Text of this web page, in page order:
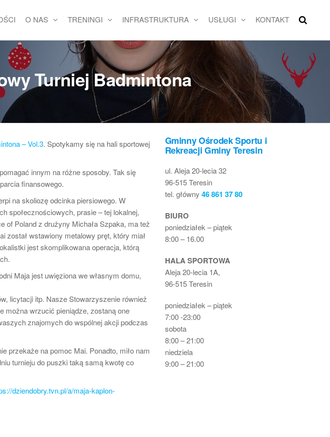
O NAS TRENINGI INFRASTRUKTURA USŁUGI KONTAKT
Turniej Badmintona
– Vol.3. Spotykamy się na hali sportowej
innym na różne sposoby. Tak się
finansowego.
na skoliozę odcinka piersiowego. W
społecznościowych, prasie – tej lokalnej,
of Poland z drużyny Michała Szpaka, ma też
został wstawiony metalowy pręt, który miał
jest skomplikowana operacja, którą
Maja jest uwięziona we własnym domu,
licytacji itp. Nasze Stowarzyszenie również
można wrzucić pieniądze, zostaną one
znajomych do wspólnej akcji podczas
przekaże na pomoc Mai. Ponadto, miło nam
turnieju do puszki taką samą kwotę co
dziendobry.tvn.pl/a/maja-kaplon-
Gminny Ośrodek Sportu i
Rekreacji Gminy Teresin
ul. Aleja 20-lecia 32
96-515 Teresin
tel. główny 46 861 37 80
BIURO
poniedziałek – piątek
8:00 – 16.00
HALA SPORTOWA
Aleja 20-lecia 1A,
96-515 Teresin
poniedziałek – piątek
7:00 -23:00
sobota
8:00 – 21:00
niedziela
9:00 – 21:00